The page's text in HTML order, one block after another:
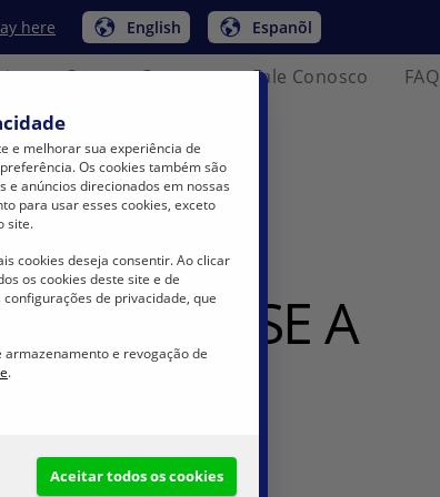
here English Espanõl
Compre Conosco Fale Conosco FAQ
BONFIO CLASSE A
CLASSE A
e melhorar sua experiência de
Os cookies também são
e anúncios direcionados em nossas
para usar esses cookies, exceto
site.
cookies deseja consentir. Ao clicar
os cookies deste site e de
de privacidade, que
e revogação de
.
Aceitar todos os cookies